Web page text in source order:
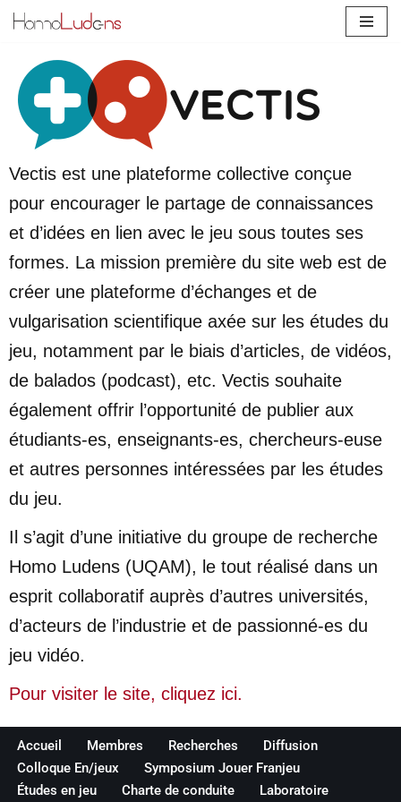
content
Vectis est une plateforme collective conçue
pour encourager le partage de connaissances
et d’idées en lien avec le jeu sous toutes ses
formes. La mission première du site web est de
créer une plateforme d’échanges et de
vulgarisation scientifique axée sur les études du
jeu, notamment par le biais d’articles, de vidéos,
de balados (podcast), etc. Vectis souhaite
également offrir l’opportunité de publier aux
étudiants-es, enseignants-es, chercheurs-euse
et autres personnes intéressées par les études
du jeu.
Il s’agit d’une initiative du groupe de recherche
Homo Ludens (UQAM), le tout réalisé dans un
esprit collaboratif auprès d’autres universités,
d’acteurs de l’industrie et de passionné-es du
jeu vidéo.
Pour visiter le site, cliquez ici.
Accueil Membres Recherches
Diffusion
Colloque En/jeux
Symposium Jouer Franjeu
Études en jeu
Charte de conduite Laboratoire